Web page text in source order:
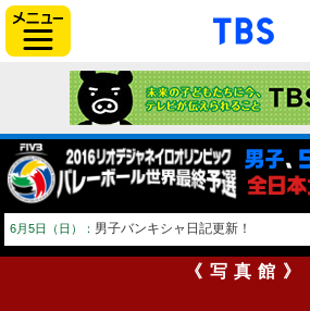
6月5日（日）： 男子バンキシャ日記更新！
《写真館》